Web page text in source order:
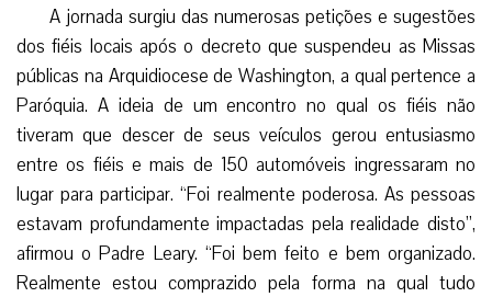
A jornada surgiu das numerosas petições e sugestões
dos fiéis locais após o decreto que suspendeu as Missas
públicas na Arquidiocese de Washington, a qual pertence a
Paróquia. A ideia de um encontro no qual os fiéis não
tiveram que descer de seus veículos gerou entusiasmo
entre os fiéis e mais de 150 automóveis ingressaram no
lugar para participar. “Foi realmente poderosa. As pessoas
estavam profundamente impactadas pela realidade disto”,
afirmou o Padre Leary. “Foi bem feito e bem organizado.
Realmente estou comprazido pela forma na qual tudo